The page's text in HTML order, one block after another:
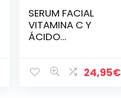
SERUM FACIAL
VITAMINA C Y
ÁCIDO
Antiedad
24,95€